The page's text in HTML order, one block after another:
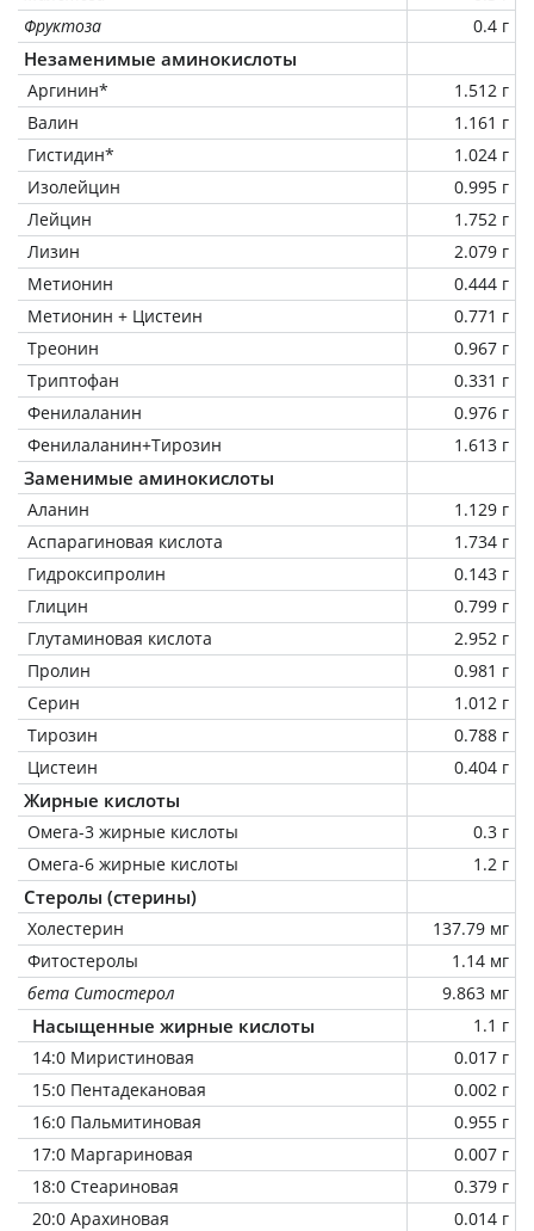
Фруктоза
0.4 г
Незаменимые аминокислоты
Аргинин*
1.512 г
Валин
1.161 г
Гистидин*
1.024 г
Изолейцин
0.995 г
Лейцин
1.752 г
Лизин
2.079 г
Метионин
0.444 г
Метионин + Цистеин
0.771 г
Треонин
0.967 г
Триптофан
0.331 г
Фенилаланин
0.976 г
Фенилаланин+Тирозин
1.613 г
Заменимые аминокислоты
Аланин
1.129 г
Аспарагиновая кислота
1.734 г
Гидроксипролин
0.143 г
Глицин
0.799 г
Глутаминовая кислота
2.952 г
Пролин
0.981 г
Серин
1.012 г
Тирозин
0.788 г
Цистеин
0.404 г
Жирные кислоты
Омега-3 жирные кислоты
0.3 г
Омега-6 жирные кислоты
1.2 г
Стеролы (стерины)
Холестерин
137.79 мг
Фитостеролы
1.14 мг
бета Ситостерол
9.863 мг
Насыщенные жирные кислоты
1.1 г
14:0 Миристиновая
0.017 г
15:0 Пентадекановая
0.002 г
16:0 Пальмитиновая
0.955 г
17:0 Маргариновая
0.007 г
18:0 Стеариновая
0.379 г
20:0 Арахиновая
0.014 г